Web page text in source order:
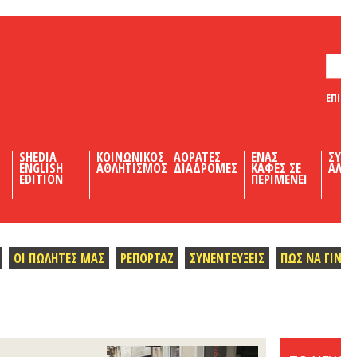
SHEDIA
ENGLISH
EDITION
ΚΟΙΝΩΝΙΚΟΣ
ΑΘΛΗΤΙΣΜΟΣ
ΑΟΡΑΤΕΣ
ΔΙΑΔΡΟΜΕΣ
ΕΝΑΣ
ΚΑΦΕΣ ΣΕ
ΠΕΡΙΜΕΝΕΙ
ΟΙ ΠΩΛΗΤΕΣ ΜΑΣ ΡΕΠΟΡΤΑΖ ΣΥΝΕΝΤΕΥΞΕΙΣ
ΠΩΣ ΝΑ